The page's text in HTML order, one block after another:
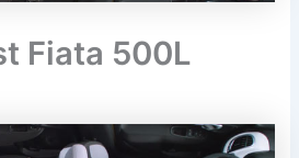
Fiata 500L